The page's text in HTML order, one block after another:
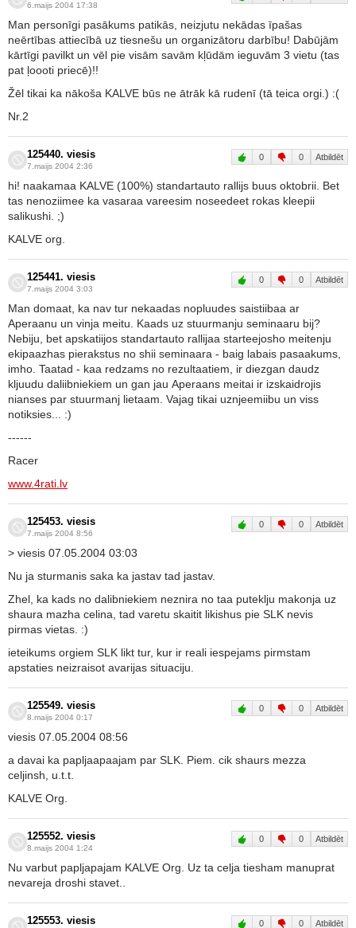
6.maijs 2004 17:38
Man personīgi pasākums patikās, neizjutu nekādas īpašas
neērtības attiecībā uz tiesnešu un organizātoru darbību! Dabūjām
kārtīgi pavilkt un vēl pie visām savām kļūdām ieguvām 3 vietu (tas
pat ļoooti priecē)!!
Žēl tikai ka nākoša KALVE būs ne ātrāk kā rudenī (tā teica orgi.) :(
Nr.2
125440. viesis
7.maijs 2004 2:36
0 0 Atbildēt
hi! naakamaa KALVE (100%) standartauto rallijs buus oktobrii. Bet
tas nenoziimee ka vasaraa vareesim noseedeet rokas kleepii
salikushi. ;)
KALVE org.
125441. viesis
7.maijs 2004 3:03
0 0 Atbildēt
Man domaat, ka nav tur nekaadas nopluudes saistiibaa ar
Aperaanu un vinja meitu. Kaads uz stuurmanju seminaaru bij?
Nebiju, bet apskatiijos standartauto rallijaa starteejosho meitenju
ekipaazhas pierakstus no shii seminaara - baig labais pasaakums,
imho. Taatad - kaa redzams no rezultaatiem, ir diezgan daudz
kljuudu daliibniekiem un gan jau Aperaans meitai ir izskaidrojis
nianses par stuurmanj lietaam. Vajag tikai uznjeemiibu un viss
notiksies... :)
------
Racer
www.4rati.lv
125453. viesis
7.maijs 2004 8:56
0 0 Atbildēt
> viesis 07.05.2004 03:03
Nu ja sturmanis saka ka jastav tad jastav.
Zhel, ka kads no dalibniekiem neznira no taa puteklju makonja uz
shaura mazha celina, tad varetu skaitit likishus pie SLK nevis
pirmas vietas. :)
ieteikums orgiem SLK likt tur, kur ir reali iespejams pirmstam
apstaties neizraisot avarijas situaciju.
125549. viesis
8.maijs 2004 0:17
0 0 Atbildēt
viesis 07.05.2004 08:56
a davai ka papljaapaajam par SLK. Piem. cik shaurs mezza
celjinsh, u.t.t.
KALVE Org.
125552. viesis
8.maijs 2004 1:24
0 0 Atbildēt
Nu varbut papljapajam KALVE Org. Uz ta celja tiesham manuprat
nevareja droshi stavet..
125553. viesis 0 0 Atbildēt